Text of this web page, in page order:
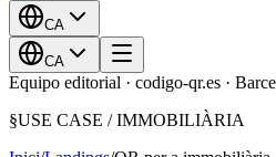
CA
CA
Equipo editorial · codigo-qr.es ·
§USE CASE /IMMOBILIÀRIA